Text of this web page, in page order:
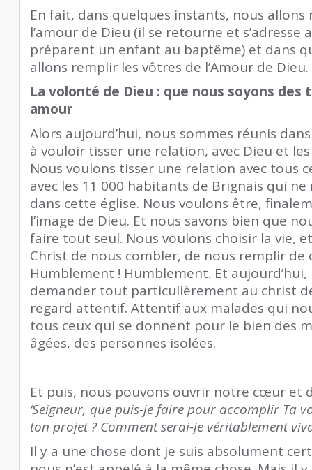
En fait, dans quelques instants, nous
l’amour de Dieu (il se retourne et s’adresse
préparent un enfant au baptême) et dans
allons remplir les vôtres de l’Amour de Dieu.
La volonté de Dieu : que nous soyons des
amour
Alors aujourd’hui, nous sommes réunis
à vouloir tisser une relation, avec Dieu et
Nous voulons tisser une relation avec tous
avec les 11 000 habitants de Brignais qui
dans cette église. Nous voulons être,
l’image de Dieu. Et nous savons bien que
faire tout seul. Nous voulons choisir la vie,
Christ de nous combler, de nous remplir de
Humblement ! Humblement. Et
demander tout particulièrement au christ
regard attentif. Attentif aux malades qui
tous ceux qui se donnent pour le bien des
âgées, des personnes isolées.
Et puis, nous pouvons ouvrir notre cœur et
‘Seigneur, que puis-je faire pour accomplir Ta
ton projet ? Comment serai-je véritablement
Il y a une chose dont je suis absolument